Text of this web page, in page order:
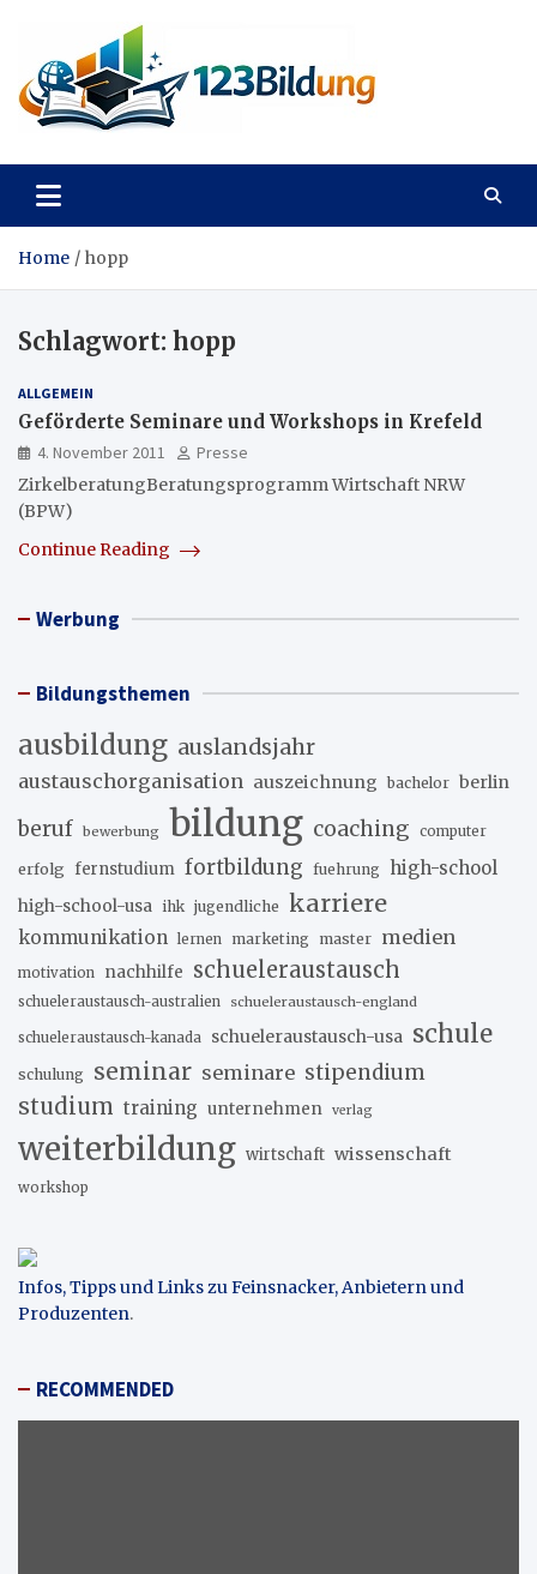
content
123Bildung
Home hopp
Schlagwort: hopp
ALLGEMEIN
Geförderte Seminare und Workshops in Krefeld
4. November 2011
Presse
ZirkelberatungBeratungsprogramm Wirtschaft NRW
(BPW)
Continue Reading
Werbung
Bildungsthemen
ausbildung auslandsjahr
austauschorganisation auszeichnung bachelor berlin
beruf bewerbung bildung coaching computer
erfolg fernstudium fortbildung fuehrung high-school
high-school-usa ihk jugendliche karriere
kommunikation lernen marketing master medien
motivation nachhilfe schueleraustausch
schueleraustausch-australien schueleraustausch-england
schueleraustausch-kanada schueleraustausch-usa schule
schulung seminar seminare stipendium
studium training unternehmen verlag
weiterbildung wirtschaft wissenschaft
workshop
Infos, Tipps und Links zu Feinsnacker, Anbietern und
Produzenten.
RECOMMENDED